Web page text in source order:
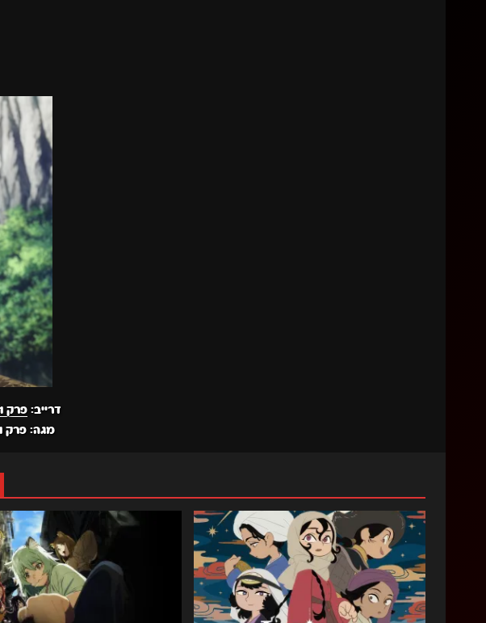
דרייב:פרק 1
מגה: פרק 1, פרק 2, פרק 3, פרק 4, פרק 5, פרק 6, פרק 7, פרק 8, פרק 9,